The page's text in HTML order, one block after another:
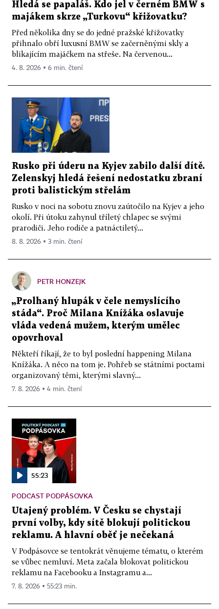
Hledá se papaláš. Kdo jel v černém BMW s
majákem skrze „Turkovu“ křižovatku?
Před několika dny se do jedné pražské křižovatky
přihnalo obří luxusní BMW se začerněnými skly a
blikajícím majáčkem na střeše. Na červenou...
4. 8. 2026 ▪ 6 min. čtení
Rusko při úderu na Kyjev zabilo další dítě.
Zelenskyj hledá řešení nedostatku zbraní
proti balistickým střelám
Rusko v noci na sobotu znovu zaútočilo na Kyjev a jeho
okolí. Při útoku zahynul tříletý chlapec se svými
prarodiči. Jeho rodiče a patnáctiletý...
8. 8. 2026 ▪ 3 min. čtení
PETR HONZEJK
„Prolhaný hlupák v čele nemyslícího
stáda“. Proč Milana Knížáka oslavuje
vláda vedená mužem, kterým umělec
opovrhoval
Někteří říkají, že to byl poslední happening Milana
Knížáka. A něco na tom je. Pohřeb se státními poctami
organizovaný těmi, kterými slavný...
7. 8. 2026 ▪ 4 min. čtení
55:23
PODCAST PODPÁSOVKA
Utajený problém. V Česku se chystají
první volby, kdy sítě blokují politickou
reklamu. A hlavní oběť je nečekaná
V Podpásovce se tentokrát věnujeme tématu, o kterém
se vůbec nemluví. Meta začala blokovat politickou
reklamu na Facebooku a Instagramu a...
7. 8. 2026 ▪ 55:23 min.